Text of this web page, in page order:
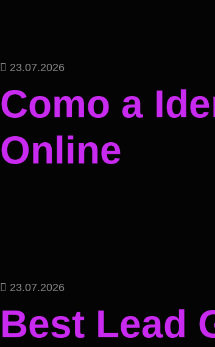
23.07.2026
Como a
Online
23.07.2026
Best Lead